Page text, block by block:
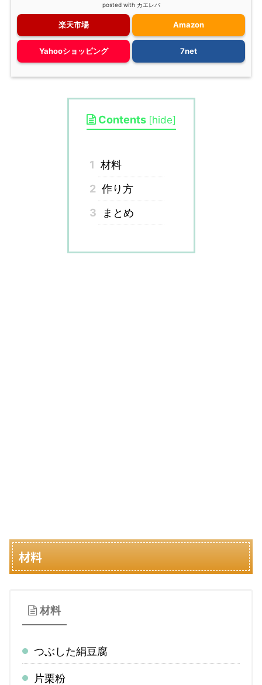
posted with カエレバ
楽天市場 Amazon
Yahooショッピング 7net
Contents [hide]
1 材料
2 作り方
3
まとめ
材料
材料
つぶした絹豆腐
片栗粉